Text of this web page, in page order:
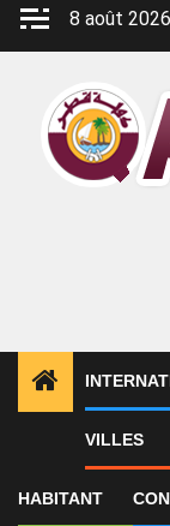
Aller
8 août 2026
VILLES
HABITANT
ALERTES INFO